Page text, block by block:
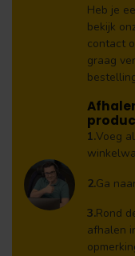
Heb je
bekijk
contact
graag
1.Voeg
2.Ga
3.Rond
afhalen